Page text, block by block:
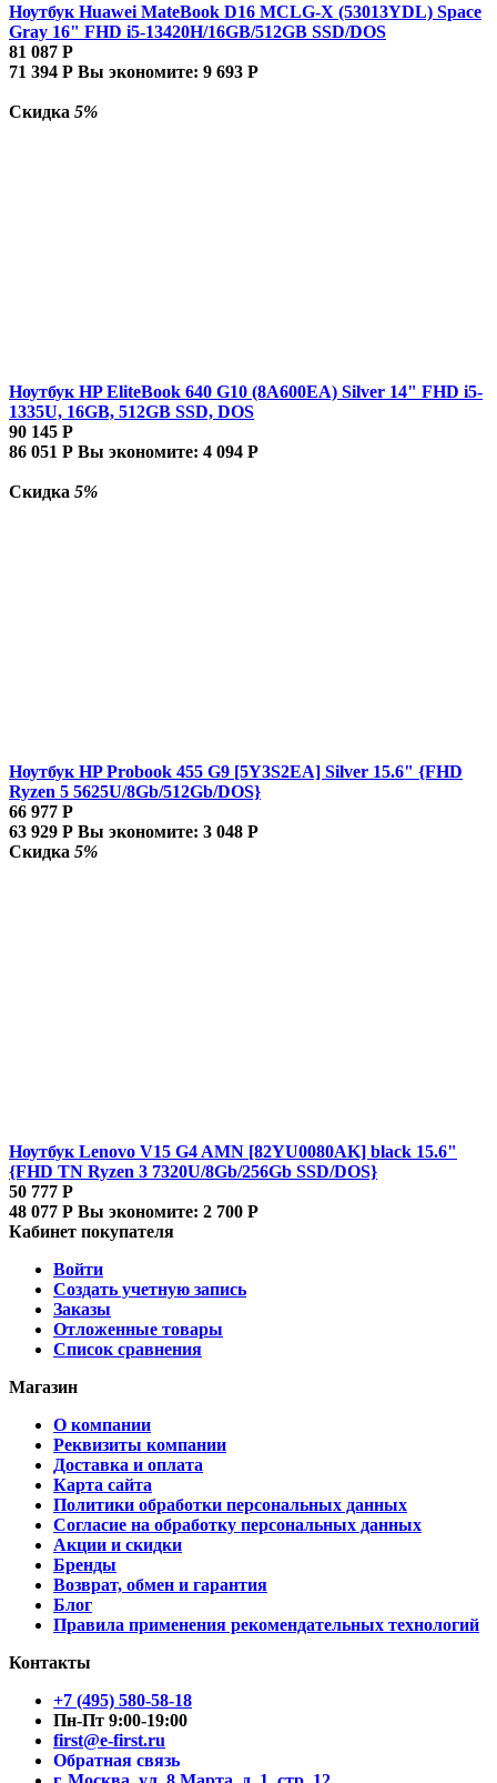
Ноутбук Huawei MateBook D16 MCLG-X (53013YDL) Space
Gray 16" FHD i5-13420H/16GB/512GB SSD/DOS
81 087 Р
71 394 Р Вы экономите: 9 693 Р
Скидка 5%
Ноутбук HP EliteBook 640 G10 (8A600EA) Silver 14" FHD i5-
1335U, 16GB, 512GB SSD, DOS
90 145 Р
86 051 Р Вы экономите: 4 094 Р
Скидка 5%
Ноутбук HP Probook 455 G9 [5Y3S2EA] Silver 15.6" {FHD
Ryzen 5 5625U/8Gb/512Gb/DOS}
66 977 Р
63 929 Р Вы экономите: 3 048 Р
Скидка 5%
Ноутбук Lenovo V15 G4 AMN [82YU0080AK] black 15.6"
{FHD TN Ryzen 3 7320U/8Gb/256Gb SSD/DOS}
50 777 Р
48 077 Р Вы экономите: 2 700 Р
Кабинет покупателя
Войти
Создать учетную запись
Заказы
Отложенные товары
Список сравнения
Магазин
О компании
Реквизиты компании
Доставка и оплата
Карта сайта
Политики обработки персональных данных
Согласие на обработку персональных данных
Акции и скидки
Бренды
Возврат, обмен и гарантия
Блог
Правила применения рекомендательных технологий
Контакты
+7 (495) 580-58-18
Пн-Пт 9:00-19:00
first@e-first.ru
Обратная связь